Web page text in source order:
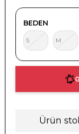
BEDEN
S M
Ürün